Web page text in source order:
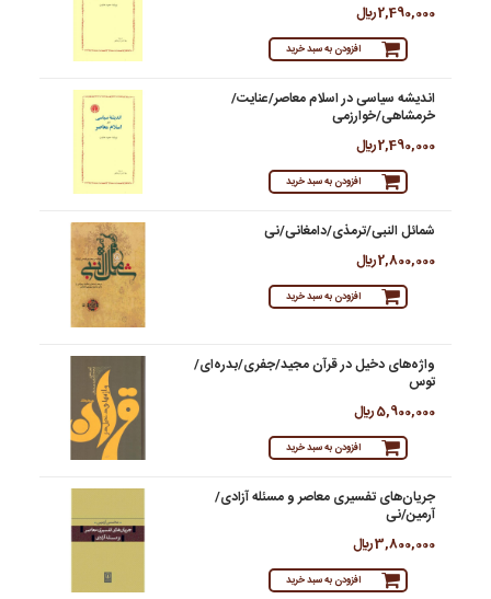
2,490,000 ريال
افزودن به سبد خرید
اندیشه سیاسی در اسلام معاصر/عنایت/
خرمشاهی/خوارزمی
2,490,000 ريال
افزودن به سبد خرید
شمائل النبی/ترمذی/دامغانی/نی
2,800,000 ريال
افزودن به سبد خرید
واژه‌های دخیل در قرآن مجید/جفری/بدره‌ای/
توس
5,900,000 ريال
افزودن به سبد خرید
جریان‌های تفسیری معاصر و مسئله آزادی/
آرمین/نی
3,800,000 ريال
افزودن به سبد خرید